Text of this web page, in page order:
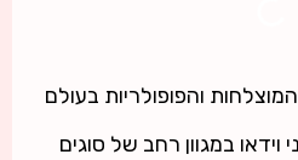
והפופולריות בעולם
וידאו במגוון רחב של סוגים